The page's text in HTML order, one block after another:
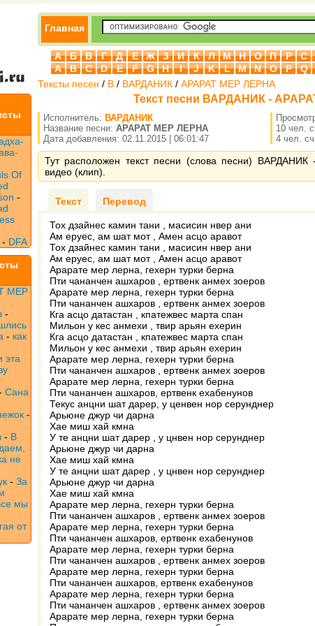
Of
-
DFA
МЕР
-
- как
эта
Сана
-
- В
не
- За
мы
от
Главная
А Б В Г Д Е Ж З И К Л М Н О П Р С
A
B C D E F G H I J K L M N O P Q
Тексты песен / В / ВАРДАНИК / АРАРАТ МЕР ЛЕРНА
Текст песни ВАРДАНИК -
Исполнитель: ВАРДАНИК
Название песни: АРАРАТ МЕР ЛЕРНА
Дата добавления: 02.11.2015 | 06:01:47
10 чел.
4 чел.
Тут расположен текст песни (слова песни)
видео (клип).
Текст Перевод
Тох дзайнес камин тани , масисин нвер ани
Ам еруес, ам шат мот , Амен асцо аравот
Тох дзайнес камин тани , масисин нвер ани
Ам еруес, ам шат мот , Амен асцо аравот
Арарате мер лерна, гехерн турки берна
Пти чананчен ашхаров , ертвенк анмех зоеров
Арарате мер лерна, гехерн турки берна
Пти чананчен ашхаров , ертвенк анмех зоеров
Кга асцо датастан , кпатежвес марта спан
Мильон у кес анмехи , твир арьян ехерин
Кга асцо датастан , кпатежвес марта спан
Мильон у кес анмехи , твир арьян ехерин
Арарате мер лерна, гехерн турки берна
Пти чананчен ашхаров , ертвенк анмех зоеров
Арарате мер лерна, гехерн турки берна
Пти чананчен ашхаров, ертвенк ехабенунов
Текус анцни шат дарер, у ценвен нор серунднер
Арьюне джур чи дарна
Хае миш хай кмна
У те анцни шат дарер , у цнвен нор серунднер
Арьюне джур чи дарна
Хае миш хай кмна
У те анцни шат дарер , у цнвен нор серунднер
Арьюне джур чи дарна
Хае миш хай кмна
Арарате мер лерна, гехерн турки берна
Пти чананчен ашхаров , ертвенк анмех зоеров
Арарате мер лерна, гехерн турки берна
Пти чананчен ашхаров, ертвенк ехабенунов
Арарате мер лерна, гехерн турки берна
Пти чананчен ашхаров , ертвенк анмех зоеров
Арарате мер лерна, гехерн турки берна
Пти чананчен ашхаров, ертвенк ехабенунов
Арарате мер лерна, гехерн турки берна
Пти чананчен ашхаров , ертвенк анмех зоеров
Арарате мер лерна, гехерн турки берна